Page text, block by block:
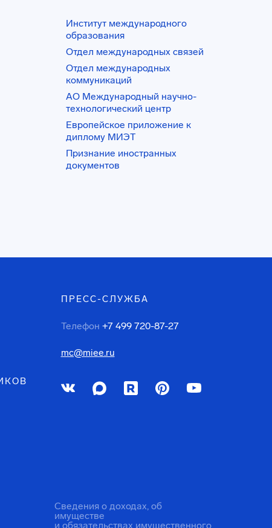
Институт международного
образования
Отдел международных связей
Отдел международных
коммуникаций
АО Международный научно-
технологический центр
Европейское приложение к
диплому МИЭТ
Признание иностранных
документов
ПРЕСС-СЛУЖБА
Телефон +7 499 720-87-27
mc@miee.ru
Сведения о доходах, об
имуществе
и обязательствах имущественного